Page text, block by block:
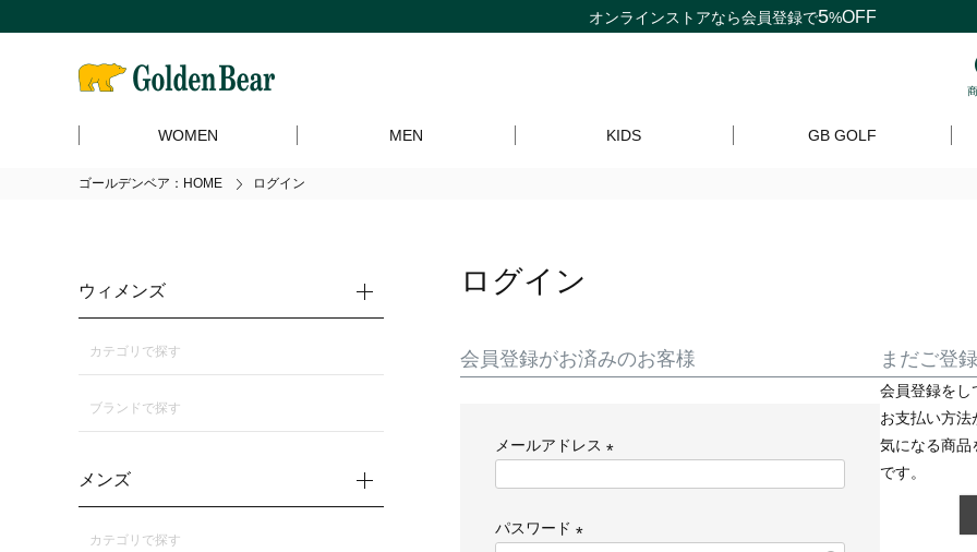
オンラインストアなら会員登録で5%OFF
WOMEN MEN KIDS GB GOLF
ゴールデンベア：HOME ログイン
ログイン
会員登録がお済みのお客様
メールアドレス
パスワード
まだご登
会員登録をし
お支払い方法
気になる商品
です。
ウィメンズ
カテゴリで探す
ブランドで探す
メンズ
カテゴリで探す